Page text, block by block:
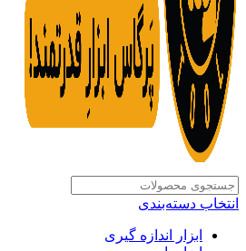
انتخاب دسته‌بندی
ابزار اندازه گیری